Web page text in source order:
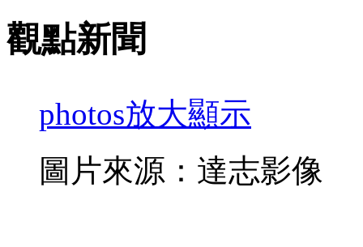
觀點新聞
photos放大顯示
圖片來源：達志影像